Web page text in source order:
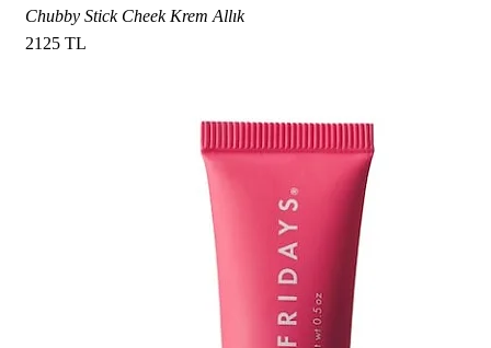
Chubby Stick Cheek Krem Allık
2125 TL